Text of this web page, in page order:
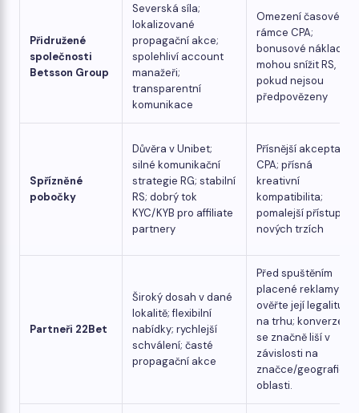
Přidružené
společnosti
Betsson Group
Severská síla;
lokalizované
propagační akce;
spolehliví account
manažeři;
transparentní
komunikace
Omezení časového
rámce CPA;
bonusové náklady
mohou snížit RS,
pokud nejsou
předpovězeny
Spřízněné
pobočky
Důvěra v Unibet;
silné komunikační
strategie RG; stabilní
RS; dobrý tok
KYC/KYB pro affiliate
partnery
Přísnější akceptace
CPA; přísná
kreativní
kompatibilita;
pomalejší přístup na
nových trzích
Partneři 22Bet
Široký dosah v dané
lokalitě; flexibilní
nabídky; rychlejší
schválení; časté
propagační akce
Před spuštěním
placené reklamy si
ověřte její legalitu
na trhu; konverze
se značně liší v
závislosti na
značce/geografické
oblasti.